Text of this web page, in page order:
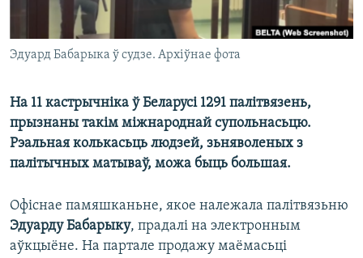
Эдуард Бабарыка ў судзе. Архіўнае фота
На 11 кастрычніка ў Беларусі 1291 палітвязень,
прызнаны такім міжнароднай супольнасьцю.
Рэальная колькасьць людзей, зьняволеных з
палітычных матываў, можа быць большая.
Офіснае памяшканьне, якое належала палітвязьню
Эдуарду Бабарыку, прадалі на электронным
аўкцыёне. На партале продажу маёмасьці